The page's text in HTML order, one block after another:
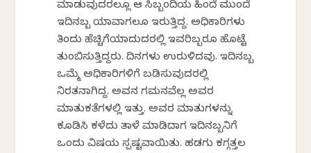
ಮಾಡುವುದರಲ್ಲೂ ಆ ಸಿಬ್ಬಂದಿಯ ಹಿಂದೆ ಮುಂದೆ
ಇದಿನಬ್ಬ ಯಾವಾಗಲೂ ಇರುತ್ತಿದ್ದ. ಅಧಿಕಾರಿಗಳು
ತಿಂದು ಹೆಚ್ಚಿಗೆಯಾದುದರಲ್ಲಿ ಇವರಿಬ್ಬರೂ ಹೊಟ್ಟೆ
ತುಂಬಿಸುತ್ತಿದ್ದರು. ದಿನಗಳು ಉರುಳಿದವು. ಇದಿನಬ್ಬ
ಒಮ್ಮೆ ಅಧಿಕಾರಿಗಳಿಗೆ ಬಡಿಸುವುದರಲ್ಲಿ
ನಿರತನಾಗಿದ್ದ. ಅವನ ಗಮನವೆಲ್ಲ ಅವರ
ಮಾತುಕತೆಗಳಲ್ಲಿ ಇತ್ತು. ಅವರ ಮಾತುಗಳನ್ನು
ಕೂಡಿಸಿ ಕಳೆದು ತಾಳೆ ಮಾಡಿದಾಗ ಇದಿನಬ್ಬನಿಗೆ
ಒಂದು ವಿಷಯ ಸ್ಪಷ್ಟವಾಯಿತು. ಹಡಗು ಕಗ್ಗತ್ತಲ